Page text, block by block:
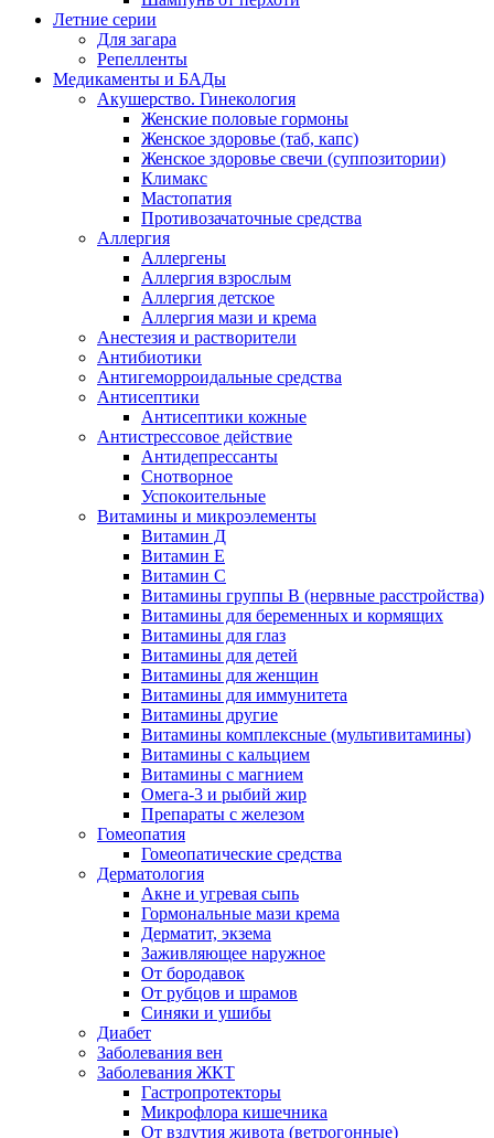
Летние серии
Для загара
Репелленты
Медикаменты и БАДы
Акушерство. Гинекология
Женские половые гормоны
Женское здоровье (таб, капс)
Женское здоровье свечи (суппозитории)
Климакс
Мастопатия
Противозачаточные средства
Аллергия
Аллергены
Аллергия взрослым
Аллергия детское
Аллергия мази и крема
Анестезия и растворители
Антибиотики
Антигеморроидальные средства
Антисептики
Антисептики кожные
Антистрессовое действие
Антидепрессанты
Снотворное
Успокоительные
Витамины и микроэлементы
Витамин Д
Витамин Е
Витамин С
Витамины группы В (нервные расстройства)
Витамины для беременных и кормящих
Витамины для глаз
Витамины для детей
Витамины для женщин
Витамины для иммунитета
Витамины другие
Витамины комплексные (мультивитамины)
Витамины с кальцием
Витамины с магнием
Омега-3 и рыбий жир
Препараты с железом
Гомеопатия
Гомеопатические средства
Дерматология
Акне и угревая сыпь
Гормональные мази крема
Дерматит, экзема
Заживляющее наружное
От бородавок
От рубцов и шрамов
Синяки и ушибы
Диабет
Заболевания вен
Заболевания ЖКТ
Гастропротекторы
Микрофлора кишечника
От вздутия живота (ветрогонные)